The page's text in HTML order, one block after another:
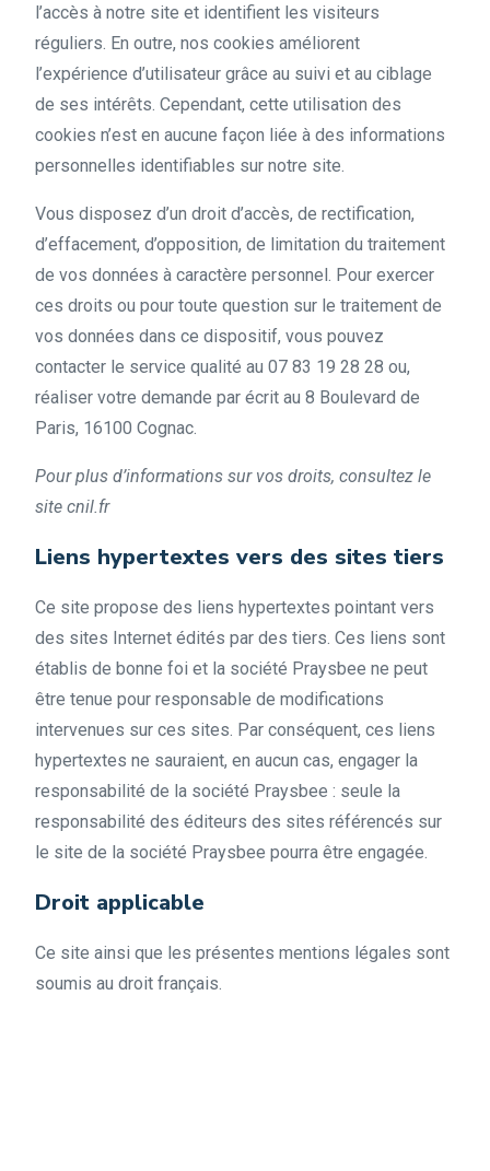
l’accès à notre site et identifient les visiteurs
réguliers. En outre, nos cookies améliorent
l’expérience d’utilisateur grâce au suivi et au ciblage
de ses intérêts. Cependant, cette utilisation des
cookies n’est en aucune façon liée à des informations
personnelles identifiables sur notre site.
Vous disposez d’un droit d’accès, de rectification,
d’effacement, d’opposition, de limitation du traitement
de vos données à caractère personnel. Pour exercer
ces droits ou pour toute question sur le traitement de
vos données dans ce dispositif, vous pouvez
contacter le service qualité au 07 83 19 28 28 ou,
réaliser votre demande par écrit au 8 Boulevard de
Paris, 16100 Cognac.
Pour plus d’informations sur vos droits, consultez le
site cnil.fr
Liens hypertextes vers des sites tiers
Ce site propose des liens hypertextes pointant vers
des sites Internet édités par des tiers. Ces liens sont
établis de bonne foi et la société Praysbee ne peut
être tenue pour responsable de modifications
intervenues sur ces sites. Par conséquent, ces liens
hypertextes ne sauraient, en aucun cas, engager la
responsabilité de la société Praysbee : seule la
responsabilité des éditeurs des sites référencés sur
le site de la société Praysbee pourra être engagée.
Droit applicable
Ce site ainsi que les présentes mentions légales sont
soumis au droit français.